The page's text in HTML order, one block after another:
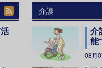
介護
介
能
08月